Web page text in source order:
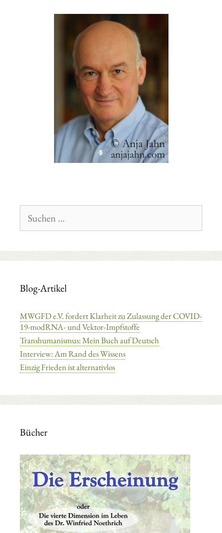
nach:
Blog-Artikel
MWGFD e.V. fordert Klarheit zu Zulassung der COVID-
19-modRNA- und Vektor-Impfstoffe
Transhumanismus: Mein Buch auf Deutsch
Interview: Am Rand des Wissens
Einzig Frieden ist alternativlos
Bücher